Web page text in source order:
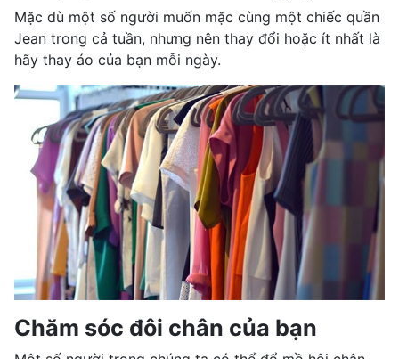
Mặc dù một số người muốn mặc cùng một chiếc quần
Jean trong cả tuần, nhưng nên thay đổi hoặc ít nhất là
hãy thay áo của bạn mỗi ngày.
Chăm sóc đôi chân của bạn